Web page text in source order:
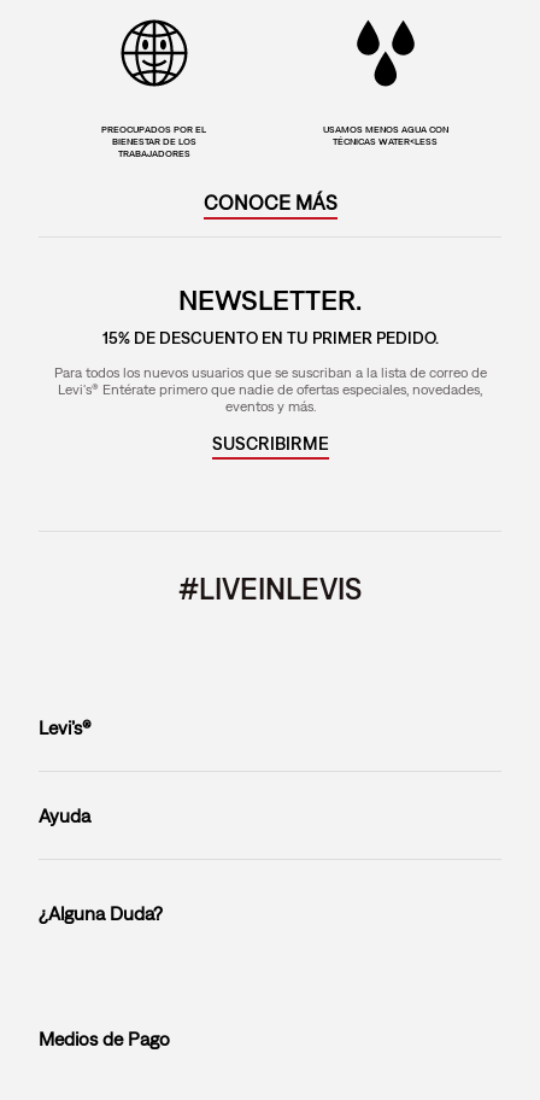
PREOCUPADOS POR EL
BIENESTAR DE LOS
TRABAJADORES
USAMOS MENOS AGUA CON
TÉCNICAS WATER<LESS
CONOCE MÁS
NEWSLETTER.
15% DE DESCUENTO EN TU PRIMER PEDIDO.
Para todos los nuevos usuarios que se suscriban a la lista de correo de
Levi's® Entérate primero que nadie de ofertas especiales, novedades,
eventos y más.
SUSCRIBIRME
#LIVEINLEVIS
Levi’s®
Ayuda
¿Alguna Duda?
Medios de Pago